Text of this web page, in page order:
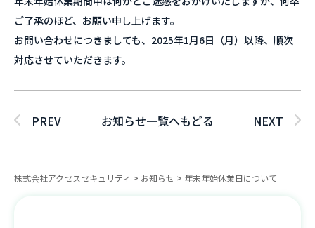
ご了承のほど、お願い申し上げます。
お問い合わせにつきましても、2025年1月6日（月）以降、順次
対応させていただきます。
PREV お知らせ一覧へもどる NEXT
株式会社アクセスセキュリティ > お知らせ > 年末年始休業日について